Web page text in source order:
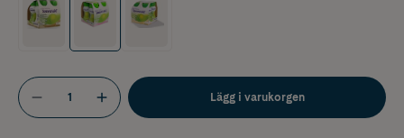
Lägg i varukorgen